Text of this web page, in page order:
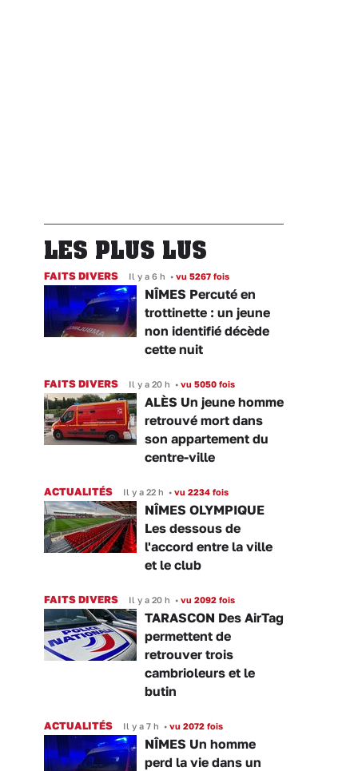
LES PLUS LUS
FAITS DIVERS Il y a 6 h • vu 5267 fois
NÎMES Percuté en
trottinette : un jeune
non identifié décède
cette nuit
FAITS DIVERS Il y a 20 h • vu 5050 fois
ALÈS Un jeune homme
retrouvé mort dans
son appartement du
centre-ville
ACTUALITÉS Il y a 22 h • vu 2234 fois
NÎMES OLYMPIQUE
Les dessous de
l'accord entre la ville
et le club
FAITS DIVERS Il y a 20 h • vu 2092 fois
TARASCON Des AirTag
permettent de
retrouver trois
cambrioleurs et le
butin
ACTUALITÉS Il y a 7 h • vu 2072 fois
NÎMES Un homme
perd la vie dans un